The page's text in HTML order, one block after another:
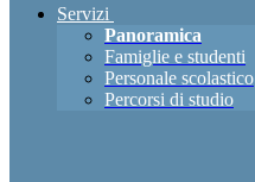
Servizi
Panoramica
Famiglie e studenti
Personale scolastico
Percorsi di studio